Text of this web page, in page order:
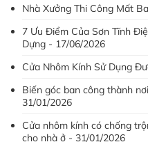
Nhà Xưởng Thi Công Mất
7 Ưu Điểm Của Sơn Tĩnh
Dựng - 17/06/2026
Cửa Nhôm Kính Sử Dụng
Biến góc ban công thành
31/01/2026
Cửa nhôm kính có chống
cho nhà ở - 31/01/2026